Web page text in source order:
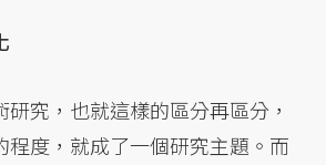
究，也就這樣的區分再區分，
程度，就成了一個研究主題。而